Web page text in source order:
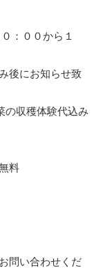
：００から１
後にお知らせ致
の収穫体験代込み
料
問い合わせくだ